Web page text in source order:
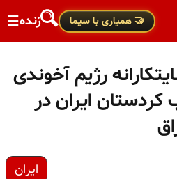
🤝 همیاری با سیما زنده☰
رژیم آخوندی
ایران در
ایران